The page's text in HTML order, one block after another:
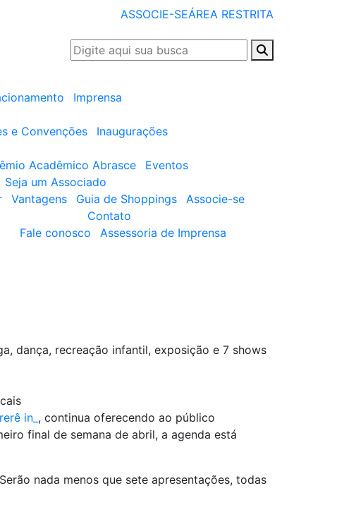
ASSOCIE-SEÁREA RESTRITA
Imprensa
e Convenções
Inaugurações
Acadêmico Abrasce
Eventos
Seja um Associado
Vantagens Guia de Shoppings
Associe-se
Contato
Fale conosco
Assessoria de Imprensa
dança, recreação infantil, exposição e 7 shows
in_ , continua oferecendo ao público
final de semana de abril, a agenda está
nada menos que sete apresentações, todas